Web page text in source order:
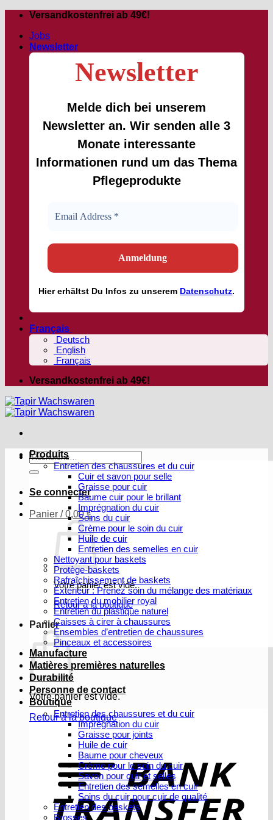
Passer
contenu
Versandkostenfrei ab 49€!
Jobs
Newsletter
Newsletter
Melde dich bei unserem
Newsletter an. Wir senden alle 3
Monate interessante
Informationen rund um das Thema
Pflegeprodukte
Hiererhältst Du Infos zu unserem Datenschutz.
Français
Deutsch
English
Français
Versandkostenfrei ab 49€!
Recherche
pour :
Se connecter
Panier /0,00€
Votre panier est vide.
Retour à la boutique
Panier
Votre panier est vide.
Retour à la boutique
Produits
Entretien des chaussures et du cuir
Cuir et savon pour selle
Graisse pour cuir
Baume cuir pour le brillant
Imprégnation du cuir
Soins du cuir
Crème pour le soin du cuir
Huile de cuir
Entretien des semelles en cuir
Nettoyant pour baskets
Protège-baskets
Rafraîchissement de baskets
Extérieur : Prenez soin du mélange des matériaux
Entretien du mobilier royal
Entretien du plastique naturel
Caisses à cirer à chaussures
Ensembles d’entretien de chaussures
Pinceaux et accessoires
Manufacture
Matières premières naturelles
Durabilité
Personne de contact
Boutique
Entretien des chaussures et du cuir
Imprégnation du cuir
Graisse pour joints
Huile de cuir
Baume pour cheveux
Crème pour le soin du cuir
Savon pour cuir et selles
Entretien des semelles en cuir
Soins du cuir pour cuir de qualité
Entretien des baskets
Brosses